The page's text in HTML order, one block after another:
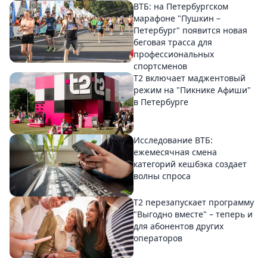
ВТБ: на Петербургском
марафоне "Пушкин –
Петербург" появится новая
беговая трасса для
профессиональных
спортсменов
Т2 включает маджентовый
режим на "Пикнике Афиши"
в Петербурге
Исследование ВТБ:
ежемесячная смена
категорий кешбэка создает
волны спроса
Т2 перезапускает программу
"Выгодно вместе" – теперь и
для абонентов других
операторов